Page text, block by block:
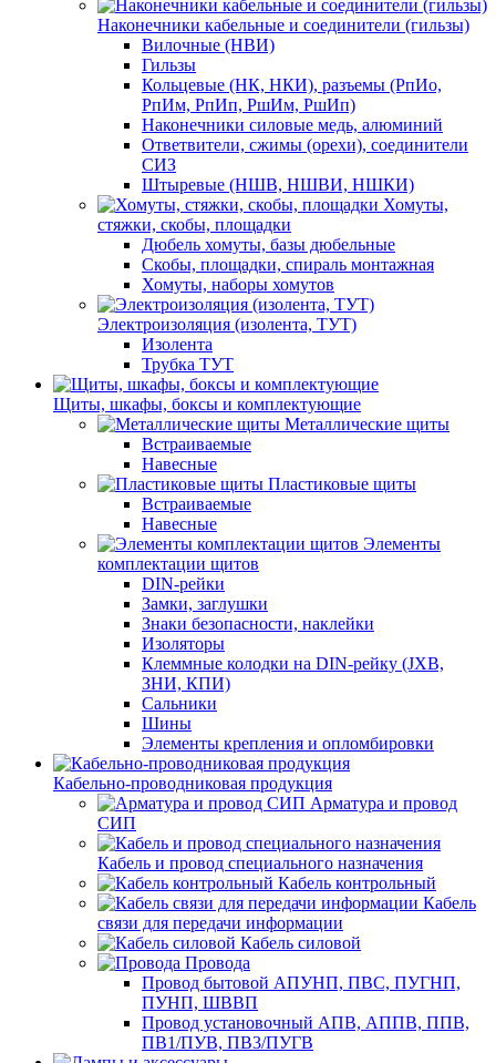
Наконечники кабельные и соединители (гильзы)
Вилочные (НВИ)
Гильзы
Кольцевые (НК, НКИ), разъемы (РпИо,
РпИм, РпИп, РшИм, РшИп)
Наконечники силовые медь, алюминий
Ответвители, сжимы (орехи), соединители
СИЗ
Штыревые (НШВ, НШВИ, НШКИ)
Хомуты,
стяжки, скобы, площадки
Дюбель хомуты, базы дюбельные
Скобы, площадки, спираль монтажная
Хомуты, наборы хомутов
Электроизоляция (изолента, ТУТ)
Изолента
Трубка ТУТ
Щиты, шкафы, боксы и комплектующие
Металлические щиты
Встраиваемые
Навесные
Пластиковые щиты
Встраиваемые
Навесные
Элементы
комплектации щитов
DIN-рейки
Замки, заглушки
Знаки безопасности, наклейки
Изоляторы
Клеммные колодки на DIN-рейку (JXB,
ЗНИ, КПИ)
Сальники
Шины
Элементы крепления и опломбировки
Кабельно-проводниковая продукция
Арматура и провод
СИП
Кабель и провод специального назначения
Кабель контрольный
Кабель
связи для передачи информации
Кабель силовой
Провода
Провод бытовой АПУНП, ПВС, ПУГНП,
ПУНП, ШВВП
Провод установочный АПВ, АППВ, ППВ,
ПВ1/ПУВ, ПВ3/ПУГВ